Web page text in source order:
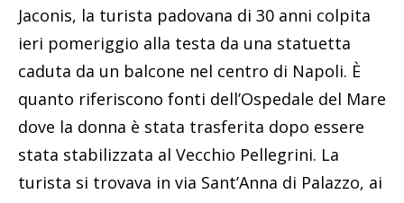
Jaconis, la turista padovana di 30 anni colpita
ieri pomeriggio alla testa da una statuetta
caduta da un balcone nel centro di Napoli. È
quanto riferiscono fonti dell’Ospedale del Mare
dove la donna è stata trasferita dopo essere
stata stabilizzata al Vecchio Pellegrini. La
turista si trovava in via Sant’Anna di Palazzo, ai